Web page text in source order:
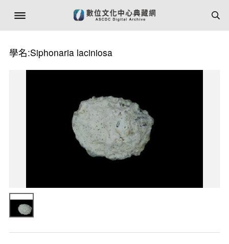
學名:Siphonaria laciniosa